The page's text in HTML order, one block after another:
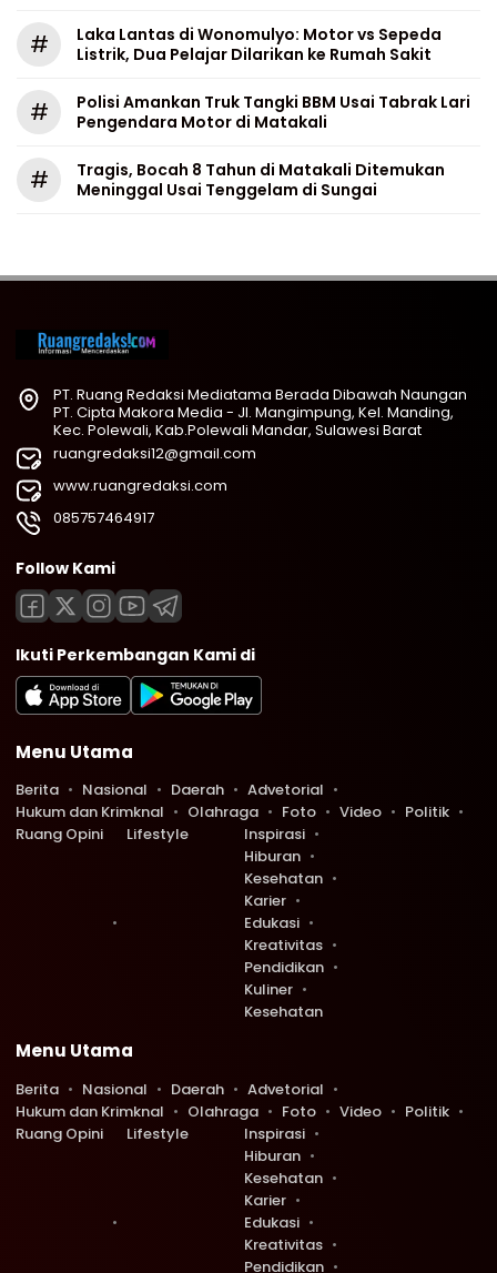
#
Laka Lantas di Wonomulyo: Motor vs Sepeda
Listrik, Dua Pelajar Dilarikan ke Rumah Sakit
#
Polisi Amankan Truk Tangki BBM Usai Tabrak Lari
Pengendara Motor di Matakali
#
Tragis, Bocah 8 Tahun di Matakali Ditemukan
Meninggal Usai Tenggelam di Sungai
PT. Ruang Redaksi Mediatama Berada Dibawah Naungan
PT. Cipta Makora Media - Jl. Mangimpung, Kel. Manding,
Kec. Polewali, Kab.Polewali Mandar, Sulawesi Barat
ruangredaksi12@gmail.com
www.ruangredaksi.com
085757464917
Follow Kami
Ikuti Perkembangan Kami di
Menu Utama
Berita Nasional Daerah
Advetorial
Hukum dan Krimknal
Olahraga Foto Video
Politik
Ruang Opini
Lifestyle
Inspirasi
Hiburan
Kesehatan
Karier
Edukasi
Kreativitas
Pendidikan
Kuliner
Kesehatan
Menu Utama
Berita Nasional Daerah
Advetorial
Hukum dan Krimknal
Olahraga Foto Video
Politik
Ruang Opini
Lifestyle
Inspirasi
Hiburan
Kesehatan
Karier
Edukasi
Kreativitas
Pendidikan